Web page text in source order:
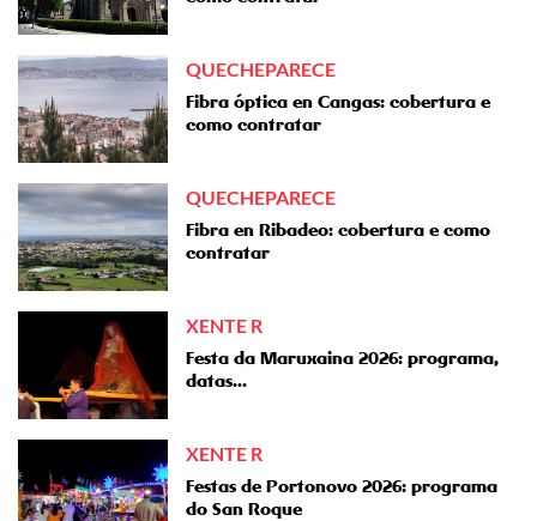
QUECHEPARECE
Fibra óptica en Cangas: cobertura e
como contratar
QUECHEPARECE
Fibra en Ribadeo: cobertura e como
contratar
XENTE R
Festa da Maruxaina 2026: programa,
datas...
XENTE R
Festas de Portonovo 2026: programa
do San Roque